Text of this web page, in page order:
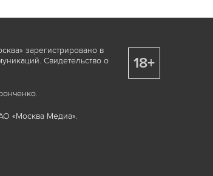
зарегистрировано в
Свидетельство о
«Москва Медиа».
18+